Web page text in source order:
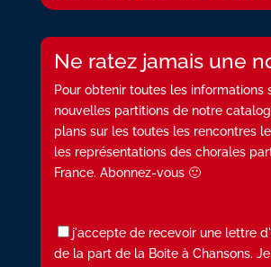
Ne ratez jamais une
Pour obtenir toutes les informations
nouvelles partitions de notre
plans sur les toutes les rencontres
les représentations des chorales
France. Abonnez-vous 🙂
j'accepte de recevoir une lettre
de la part de la Boite à Chansons.